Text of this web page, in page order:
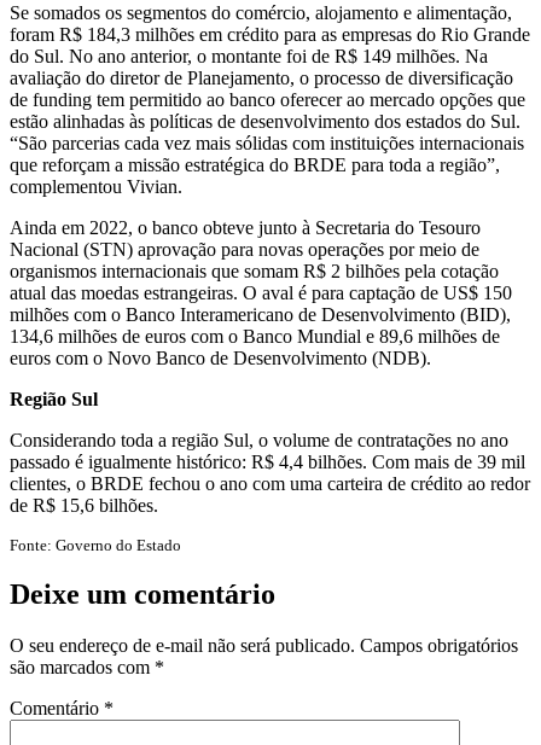
Se somados os segmentos do comércio, alojamento e alimentação,
foram R$ 184,3 milhões em crédito para as empresas do Rio Grande
do Sul. No ano anterior, o montante foi de R$ 149 milhões. Na
avaliação do diretor de Planejamento, o processo de diversificação
de funding tem permitido ao banco oferecer ao mercado opções que
estão alinhadas às políticas de desenvolvimento dos estados do Sul.
“São parcerias cada vez mais sólidas com instituições internacionais
que reforçam a missão estratégica do BRDE para toda a região”,
complementou Vivian.
Ainda em 2022, o banco obteve junto à Secretaria do Tesouro
Nacional (STN) aprovação para novas operações por meio de
organismos internacionais que somam R$ 2 bilhões pela cotação
atual das moedas estrangeiras. O aval é para captação de US$ 150
milhões com o Banco Interamericano de Desenvolvimento (BID),
134,6 milhões de euros com o Banco Mundial e 89,6 milhões de
euros com o Novo Banco de Desenvolvimento (NDB).
Região Sul
Considerando toda a região Sul, o volume de contratações no ano
passado é igualmente histórico: R$ 4,4 bilhões. Com mais de 39 mil
clientes, o BRDE fechou o ano com uma carteira de crédito ao redor
de R$ 15,6 bilhões.
Fonte: Governo do Estado
Deixe um comentário
O seu endereço de e-mail não será publicado. Campos obrigatórios
são marcados com *
Comentário *